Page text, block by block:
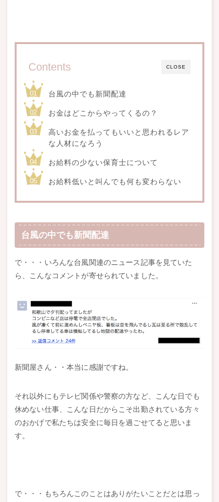
CLOSE
Contents
台風の中でも新聞配達
お金はどこからやってくるの？
高いお金を払ってもいいと思われるレア
な人材になろう
お給料の少ない保育士について
お給料低いと叫んでも何も変わらない
台風の中でも新聞配達
で・・・いろんな台風関連のニュース記事を見ていた
ら、こんなコメントが寄せられていました。
新聞屋さん・・本当に感謝ですね。
それ以外にもテレビ関係や警察の方など、こんな日でも
休めない仕事、こんな日だからこそ出勤されている方々
のおかげで私たちは安全に毎日を過ごせてると思いま
す。
で・・・もちろんこのことはありがたいことだとは思っ